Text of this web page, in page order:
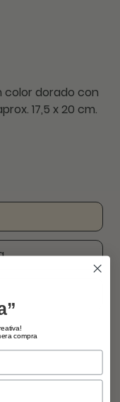
color dorado con
17,5 x 20 cm.
compra